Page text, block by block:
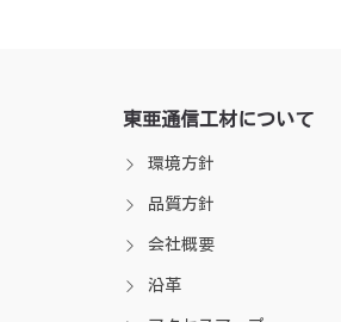
東亜通信工材について
環境方針
品質方針
会社概要
沿革